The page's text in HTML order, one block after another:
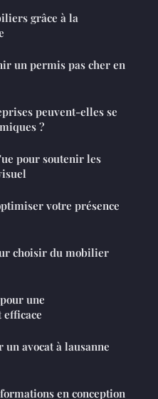
grâce à la
un permis pas cher en
peuvent-elles se
?
pour soutenir les
votre présence
choisir du mobilier
une
avocat à lausanne
en conception